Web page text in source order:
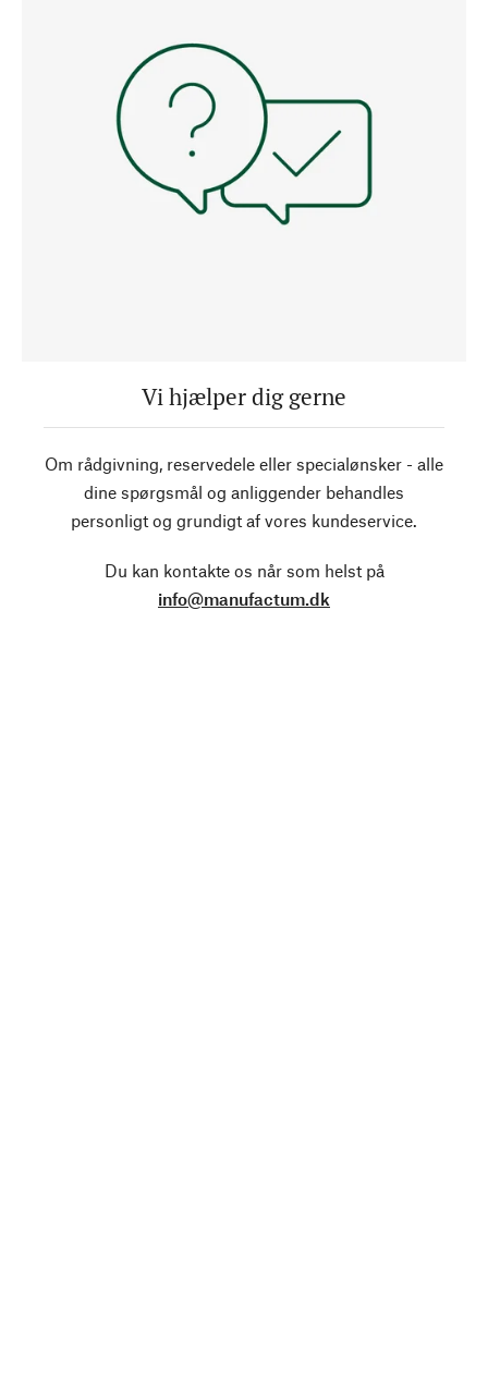
Vi hjælper dig gerne
Om rådgivning, reservedele eller specialønsker - alle
dine spørgsmål og anliggender behandles
personligt og grundigt af vores kundeservice.
Du kan kontakte os når som helst på
info@manufactum.dk